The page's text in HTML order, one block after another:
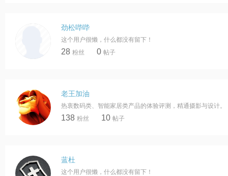
劲松哔哔
这个用户很懒，什么都没有留下！
28 粉丝 0 帖子
老王加油
热衷数码类、智能家居类产品的体验评测，精通摄影与设计。
138 粉丝 10 帖子
蓝杜
这个用户很懒，什么都没有留下！